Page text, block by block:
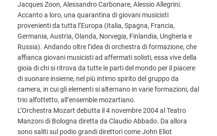
Jacques Zoon, Alessandro Carbonare, Alessio Allegrini.
Accanto a loro, una quarantina di giovani musicisti
provenienti da tutta l’Europa (Italia, Spagna, Francia,
Germania, Austria, Olanda, Norvegia, Finlandia, Ungheria e
Russia). Andando oltre l’idea di orchestra di formazione, che
affianca giovani musicisti ad affermati solisti, essa vive della
gioia di chi si ritrova da tutte le parti del mondo per il piacere
di suonare insieme, nel più intimo spirito del gruppo da
camera, in cui gli elementi si alternano in varie formazioni, dal
trio all’ottetto, all’ensemble mozartiano.
L’Orchestra Mozart debutta il 4 novembre 2004 al Teatro
Manzoni di Bologna diretta da Claudio Abbado. Da allora
sono saliti sul podio grandi direttori come John Eliot